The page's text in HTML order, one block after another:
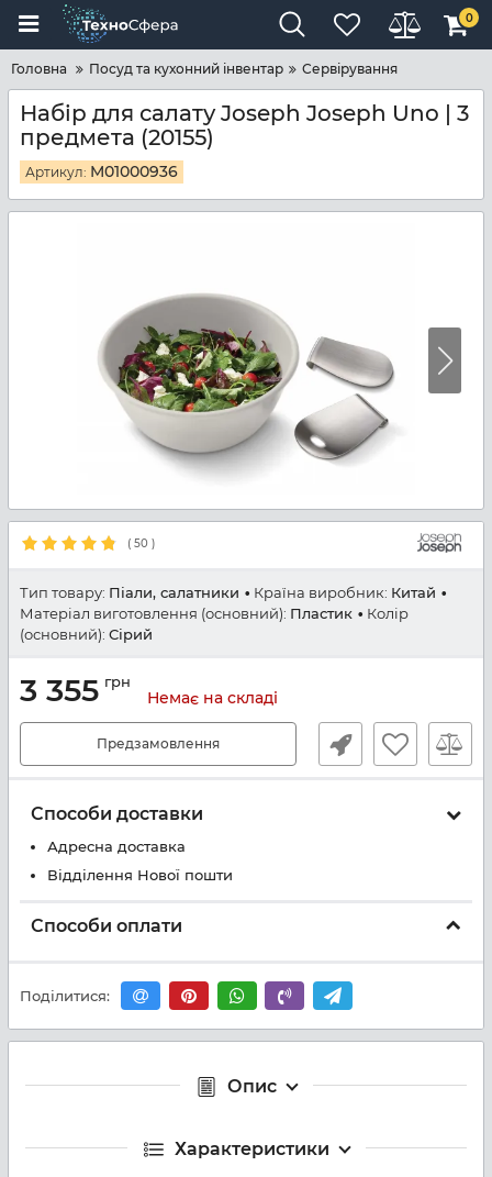
0
Головна Посуд та кухонний інвентар Сервірування
Набір для салату Joseph Joseph Uno | 3
предмета (20155)
Артикул: M01000936
( 50 )
Тип товару: Піали, салатники Країна виробник: Китай
Матеріал виготовлення (основний): Пластик
Колір
(основний): Сірий
3 355 грн
Немає на складі
Предзамовлення
Способи доставки
Адресна доставка
Відділення Нової пошти
Способи оплати
Поділитися:
Опис
Характеристики